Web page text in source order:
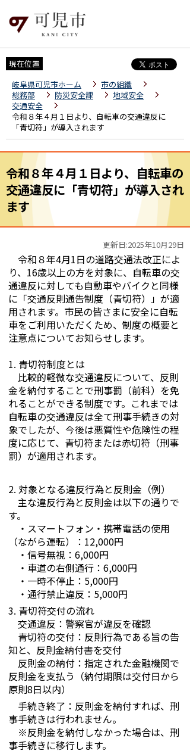
現在位置
岐阜県可児市ホーム
市の組織
総務部
防災安全課
地域安全
交通安全
令和８年４月１日より、自転車の交通違反に
「青切符」が導入されます
令和８年４月１日より、自転車の
交通違反に「青切符」が導入され
ます
更新日:2025年10月29日
令和８年4月1日の道路交通法改正によ
り、16歳以上の方を対象に、自転車の交
通違反に対しても自動車やバイクと同様
に「交通反則通告制度（青切符）」が適
用されます。市民の皆さまに安全に自転
車をご利用いただくため、制度の概要と
注意点についてお知らせします。
1. 青切符制度とは
比較的軽微な交通違反について、反則
金を納付することで刑事罰（前科）を免
れることができる制度です。これまでは
自転車の交通違反は全て刑事手続きの対
象でしたが、今後は悪質性や危険性の程
度に応じて、青切符または赤切符（刑事
罰）が適用されます。
2. 対象となる違反行為と反則金（例）
主な違反行為と反則金は以下の通りで
す。
・スマートフォン・携帯電話の使用
（ながら運転）：12,000円
・信号無視：6,000円
・車道の右側通行：6,000円
・一時不停止：5,000円
・通行禁止違反：5,000円
3. 青切符交付の流れ
交通違反：警察官が違反を確認
青切符の交付：反則行為である旨の告
知と、反則金納付書を交付
反則金の納付：指定された金融機関で
反則金を支払う（納付期限は交付日から
原則8日以内）
手続き終了：反則金を納付すれば、刑
事手続きは行われません。
※反則金を納付しなかった場合は、刑
事手続きに移行します。